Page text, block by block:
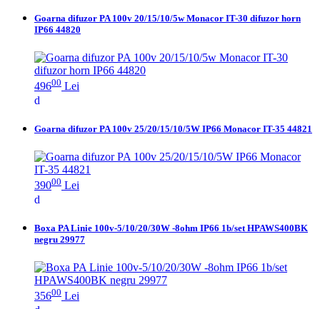
Goarna difuzor PA 100v 20/15/10/5w Monacor IT-30 difuzor horn
IP66 44820
49600 Lei
Goarna difuzor PA 100v 25/20/15/10/5W IP66 Monacor IT-35 44821
39000 Lei
Boxa PA Linie 100v-5/10/20/30W -8ohm IP66 1b/set HPAWS400BK
negru 29977
35600 Lei